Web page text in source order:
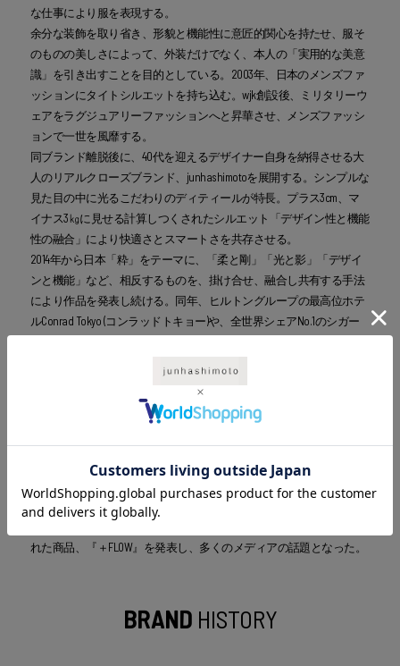
な仕事により服を表現する。
余分な装飾を取り省き、形貌と機能性に意匠的関心を持たせ、服そ
のものの美しさによって、外装だけでなく、本人の「実用的な美意
識」を引き出すことを目的としている。2003年、日本のメンズファ
ッションにタイトシルエットを持ち込む。wjk創設後、ミリタリーウ
ェアをラグジュアリーファッションへと昇華させ、メンズファッシ
ョンで一世を風靡する。
同ブランド離脱後に、40代を迎えるデザイナー自身を納得させる大
人のリアルクローズブランド、junhashimotoを展開する。シンプルな
見た目の中に光るこだわりのディティールが特長。プラス3cm、マ
イナス3㎏に見せる計算しつくされたシルエット「デザイン性と機能
性の融合」により快適さとスマートさを共存させる。
2014年から日本「粋」をテーマに、「柔と剛」「光と影」「デザイ
ンと機能」など、相反するものを、掛け合せ、融合し共有する手法
により作品を発表し続ける。同年、ヒルトングループの最高位ホテ
ルConrad Tokyo (コンラッドトキョー)や、全世界シェアNo.1のシガー
2015年には、日本のモータサイクル界を牽引する『KAWASAKI』、誌
面『LEON』とのトリプルコラボが実現し、街着からライディングス
ーツにもなる、ハイブリットウエアの２モデルを販売するととも
に、『Ninja H2』を展示し大きな話題を呼んだ。
近年では、野村不動産初のホテル事業において運営されるNOHGA
HOTEL(ノーガホテル)へ、日本の技術、ジュンハシモトの機能美を活
かしたユニフォームを制作した。
れた商品、『＋FLOW』を発表し、多くのメディアの話題となった。
BRANDHISTORY